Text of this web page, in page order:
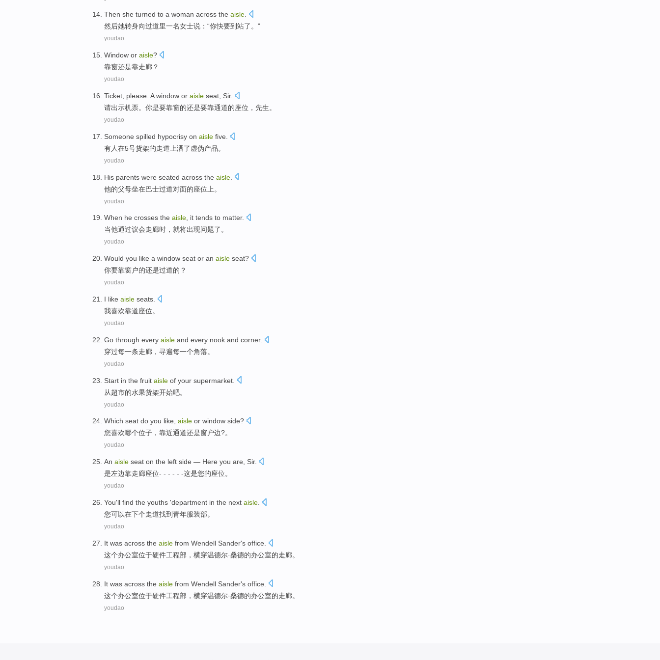
Then she turned to a woman across the aisle.
然后她转身向过道里一名女士说：“你快要到站了。”
youdao
Window or aisle?
靠窗还是靠走廊 ？
youdao
Ticket please A window or aisle seat Sir.
请出示机票。你是要靠窗的还是要靠通道的座位 ， 先生。
youdao
Someone spilled hypocrisy on aisle five
有人在5号货架的走道上洒了 虚伪产品。
youdao
His parents were seated across the aisle
他的父母坐在巴士过道对面的座位上。
youdao
When he crosses the aisle, it tends to matter.
当他通过议会走廊时 ， 就将出现问题了。
youdao
Would you like a window seat or an aisle seat?
你要靠窗户的还是过道的？
youdao
I like aisle seats.
我喜欢靠道座位。
youdao
Go through every aisle and every nook and corner.
穿过每一条走廊 ， 寻遍每一个角落。
youdao
Start in the fruit aisle of your supermarket
从超市的水果货架开始吧。
youdao
Which seat do you like, aisle or window side?
您喜欢哪个位子 ， 靠近通道还是窗户边?。
youdao
An aisle seat on the left side — Here you are , Sir.
是左边靠走廊座位- - - - - -这是您的座位。
youdao
You'll find the youths 'department in the next aisle
您可以在下个走道找到青年服装部。
youdao
It was across the aisle from Wendell Sander's office
这个办公室位于硬件工程部， 横穿温德尔·桑德的办公室的走廊。
youdao
It was across the aisle from Wendell Sander's office
这个办公室位于硬件工程部， 横穿温德尔·桑德的办公室的走廊。
youdao